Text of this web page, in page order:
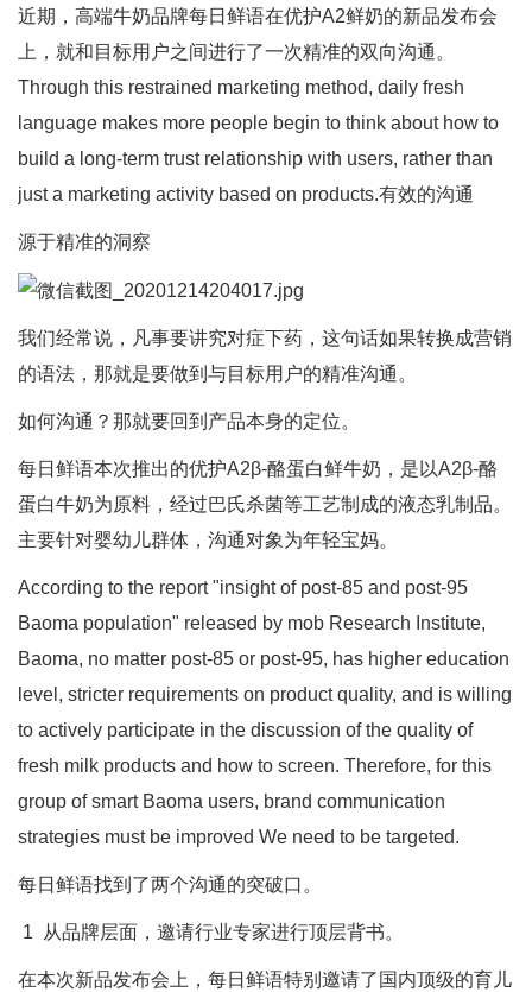
近期，高端牛奶品牌每日鲜语在优护A2鲜奶的新品发布会
上，就和目标用户之间进行了一次精准的双向沟通。
Through this restrained marketing method, daily fresh
language makes more people begin to think about how to
build a long-term trust relationship with users, rather than
just a marketing activity based on products.有效的沟通
源于精准的洞察
我们经常说，凡事要讲究对症下药，这句话如果转换成营销
的语法，那就是要做到与目标用户的精准沟通。
如何沟通？那就要回到产品本身的定位。
每日鲜语本次推出的优护A2β-酪蛋白鲜牛奶，是以A2β-酪
蛋白牛奶为原料，经过巴氏杀菌等工艺制成的液态乳制品。
主要针对婴幼儿群体，沟通对象为年轻宝妈。
According to the report "insight of post-85 and post-95
Baoma population" released by mob Research Institute,
Baoma, no matter post-85 or post-95, has higher education
level, stricter requirements on product quality, and is willing
to actively participate in the discussion of the quality of
fresh milk products and how to screen. Therefore, for this
group of smart Baoma users, brand communication
strategies must be improved We need to be targeted.
每日鲜语找到了两个沟通的突破口。
1 从品牌层面，邀请行业专家进行顶层背书。
在本次新品发布会上，每日鲜语特别邀请了国内顶级的育儿